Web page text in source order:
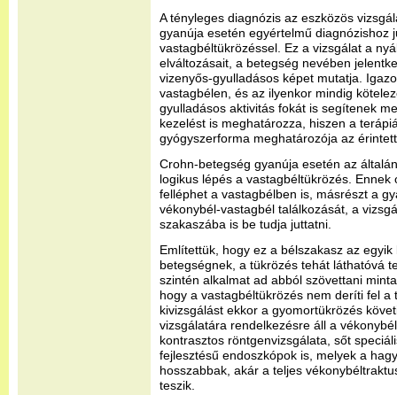
A tényleges diagnózis az eszközös
gyanúja esetén egyértelmű diagnózishoz
vastagbéltükrözéssel. Ez a vizsgálat a
elváltozásait, a betegség nevében
vizenyős-gyulladásos képet mutatja.
vastagbélen, és az ilyenkor mindig
gyulladásos aktivitás fokát is segítenek
kezelést is meghatározza, hiszen a
gyógyszerforma meghatározója az
Crohn-betegség gyanúja esetén az
logikus lépés a vastagbéltükrözés.
felléphet a vastagbélben is, másrészt a
vékonybél-vastagbél találkozását, a
szakaszába is be tudja juttatni.
Említettük, hogy ez a bélszakasz az
betegségnek, a tükrözés tehát láthatóvá
szintén alkalmat ad abból szövettani
hogy a vastagbéltükrözés nem deríti fel a
kivizsgálást ekkor a gyomortükrözés
vizsgálatára rendelkezésre áll a
kontrasztos röntgenvizsgálata, sőt
fejlesztésű endoszkópok is, melyek a
hosszabbak, akár a teljes
teszik.